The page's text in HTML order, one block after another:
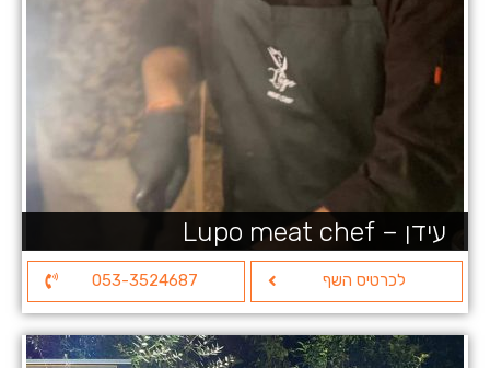
עידן – Lupo meat chef
לכרטיס השף 053-3524687